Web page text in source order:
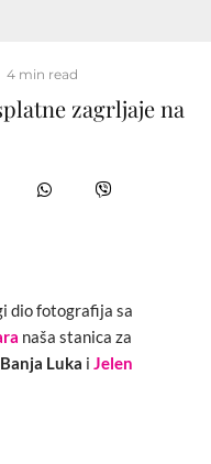
4 min read
zagrljaje na
dio fotografija sa
naša stanica za
Banja Luka i Jelen